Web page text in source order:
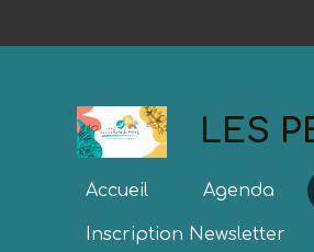
LES
Accueil Agenda
Inscription Newsletter